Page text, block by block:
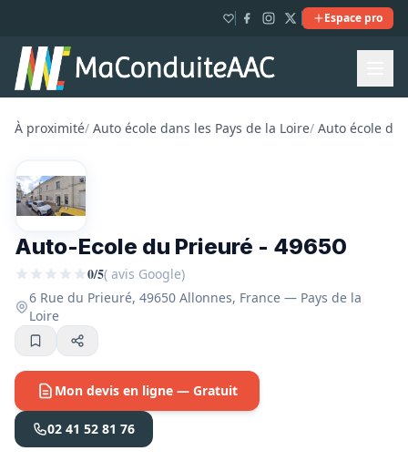
Espace pro
À proximité/ Auto école dans les Pays de la Loire/ Auto école
Auto-Ecole du Prieuré - 49650
0/5( avis Google)
6 Rue du Prieuré, 49650 Allonnes, France — Pays de la
Loire
Mon devis en ligne — Gratuit
02 41 52 81 76